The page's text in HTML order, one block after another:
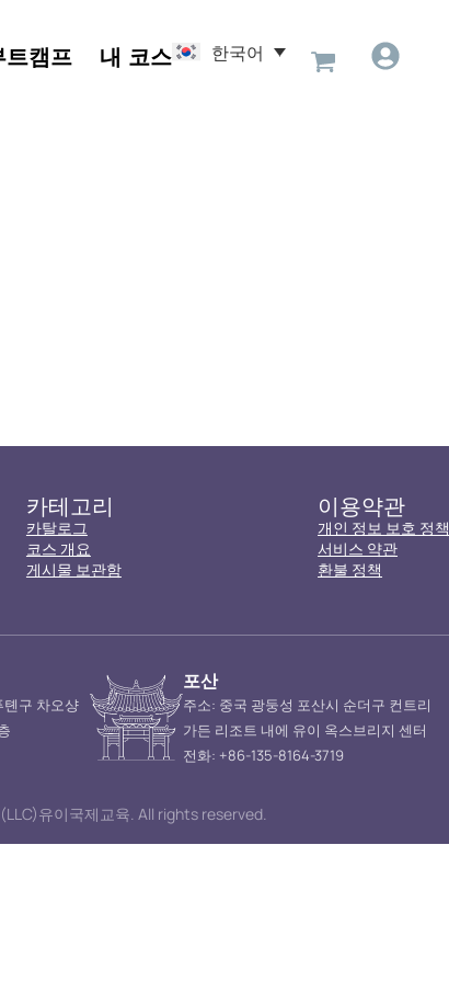
트캠프 내 코스 한국어
카테고리
카탈로그
코스 개요
게시물 보관함
이용약관
개인 정보 보호 정책
서비스 약관
환불 정책
톈구 차오샹
포산
주소: 중국 광둥성 포산시 순더구 컨트리
가든 리조트 내에 유이 옥스브리지 센터
전화: +86-135-8164-3719
유이국제교육. All rights reserved.